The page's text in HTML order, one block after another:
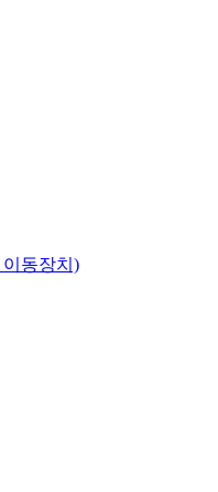
동장치)